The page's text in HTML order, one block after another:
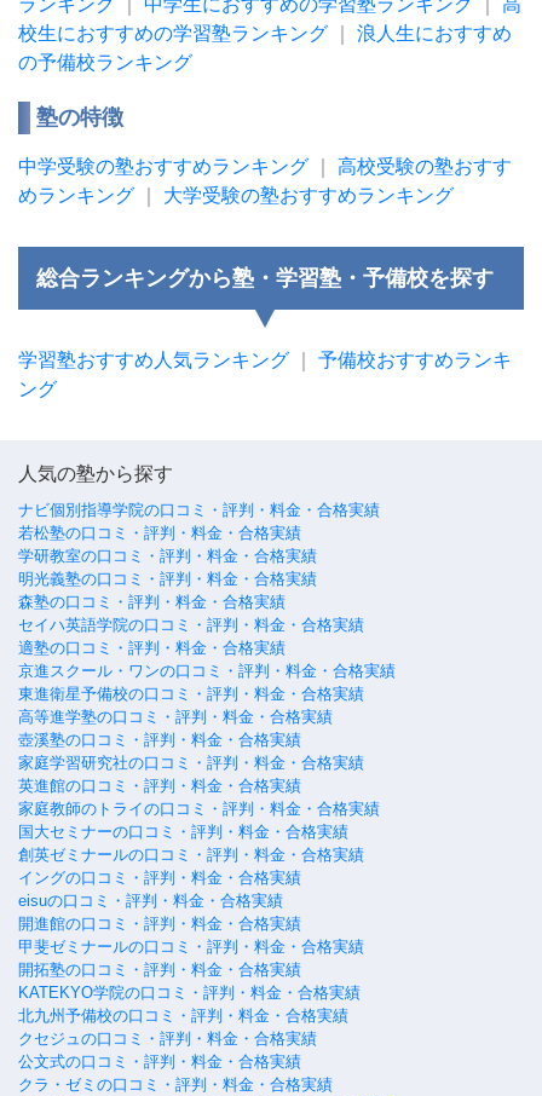
ランキング 中学生におすすめの学習塾ランキング
高
校生におすすめの学習塾ランキング
浪人生におすすめ
の予備校ランキング
塾の特徴
中学受験の塾おすすめランキング
高校受験の塾おすす
めランキング
大学受験の塾おすすめランキング
総合ランキングから塾・学習塾・予備校を探す
学習塾おすすめ人気ランキング
予備校おすすめランキ
ング
人気の塾から探す
ナビ個別指導学院の口コミ・評判・料金・合格実績
若松塾の口コミ・評判・料金・合格実績
学研教室の口コミ・評判・料金・合格実績
明光義塾の口コミ・評判・料金・合格実績
森塾の口コミ・評判・料金・合格実績
セイハ英語学院の口コミ・評判・料金・合格実績
適塾の口コミ・評判・料金・合格実績
京進スクール・ワンの口コミ・評判・料金・合格実績
東進衛星予備校の口コミ・評判・料金・合格実績
高等進学塾の口コミ・評判・料金・合格実績
壺溪塾の口コミ・評判・料金・合格実績
家庭学習研究社の口コミ・評判・料金・合格実績
英進館の口コミ・評判・料金・合格実績
家庭教師のトライの口コミ・評判・料金・合格実績
国大セミナーの口コミ・評判・料金・合格実績
創英ゼミナールの口コミ・評判・料金・合格実績
イングの口コミ・評判・料金・合格実績
eisuの口コミ・評判・料金・合格実績
開進館の口コミ・評判・料金・合格実績
甲斐ゼミナールの口コミ・評判・料金・合格実績
開拓塾の口コミ・評判・料金・合格実績
KATEKYO学院の口コミ・評判・料金・合格実績
北九州予備校の口コミ・評判・料金・合格実績
クセジュの口コミ・評判・料金・合格実績
公文式の口コミ・評判・料金・合格実績
クラ・ゼミの口コミ・評判・料金・合格実績